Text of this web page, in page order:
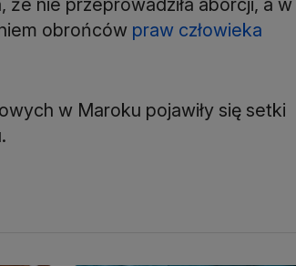
obrońców praw człowieka
w Maroku pojawiły się setki